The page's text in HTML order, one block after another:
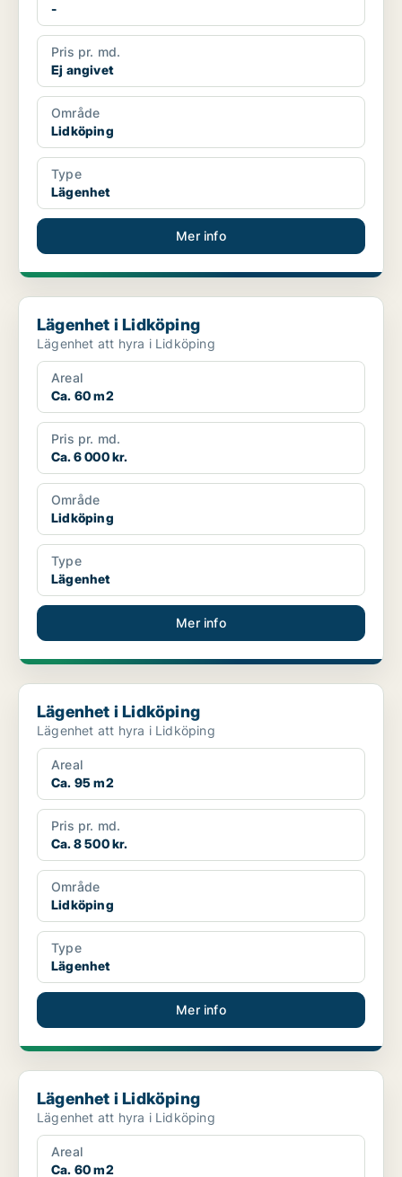
-
Pris pr. md.
Ej angivet
Område
Lidköping
Type
Lägenhet
Mer info
Lägenhet i Lidköping
Lägenhet i Lidköping
Lägenhet att hyra i Lidköping
Areal
Ca. 60 m2
Pris pr. md.
Ca. 6 000 kr.
Område
Lidköping
Type
Lägenhet
Mer info
Lägenhet i Lidköping
Lägenhet i Lidköping
Lägenhet att hyra i Lidköping
Areal
Ca. 95 m2
Pris pr. md.
Ca. 8 500 kr.
Område
Lidköping
Type
Lägenhet
Mer info
Lägenhet i Lidköping
Lägenhet i Lidköping
Lägenhet att hyra i Lidköping
Areal
Ca. 60 m2